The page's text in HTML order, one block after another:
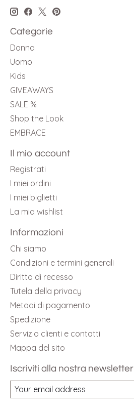
Categorie
Donna
Uomo
Kids
GIVEAWAYS
SALE %
Shop the Look
EMBRACE
Il mio account
Registrati
I miei ordini
I miei biglietti
La mia wishlist
Informazioni
Chi siamo
Condizioni e termini generali
Diritto di recesso
Tutela della privacy
Metodi di pagamento
Spedizione
Servizio clienti e contatti
Mappa del sito
Iscriviti alla nostra newsletter